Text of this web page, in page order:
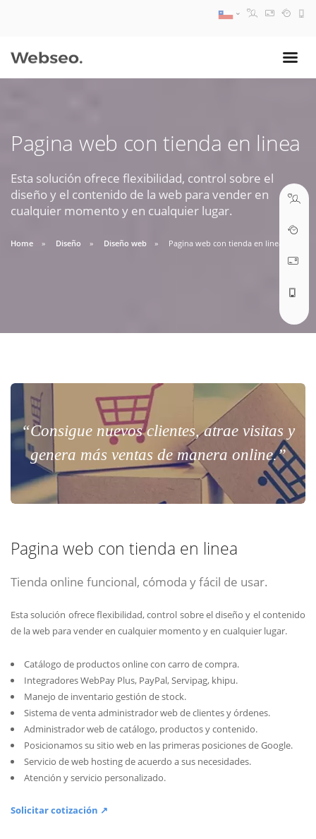
Pagina web con tienda en linea
Esta solución ofrece flexibilidad, control sobre el
diseño y el contenido de la web para vender en
cualquier momento y en cualquier lugar.
Home Diseño Diseño web Pagina web con tienda en linea
“Consigue nuevos clientes, atrae visitas y
genera más ventas de manera online.”
Pagina web con tienda en linea
Tienda online funcional, cómoda y fácil de usar.
Esta solución ofrece flexibilidad, control sobre el diseño y el contenido
de la web para vender en cualquier momento y en cualquier lugar.
Catálogo de productos online con carro de compra.
Integradores WebPay Plus, PayPal, Servipag, khipu.
Manejo de inventario gestión de stock.
Sistema de venta administrador web de clientes y órdenes.
Administrador web de catálogo, productos y contenido.
Posicionamos su sitio web en las primeras posiciones de Google.
Servicio de web hosting de acuerdo a sus necesidades.
Atención y servicio personalizado.
Solicitar cotización ↗
09:30 AM A 18:30 PM
soporte@webseo.cl
ABRIR TICKET